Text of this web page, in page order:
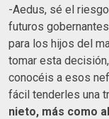
-Aedus, sé el
futuros
para los hijos del
tomar esta
conocéis a esos
fácil tenderles una
nieto, más como